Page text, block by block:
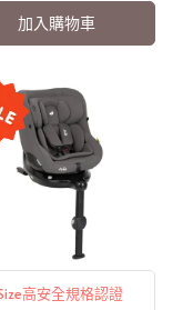
加入購物車
高安全規格認證